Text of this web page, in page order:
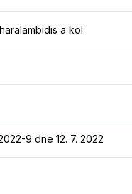
a kol.
9 dne 12. 7. 2022